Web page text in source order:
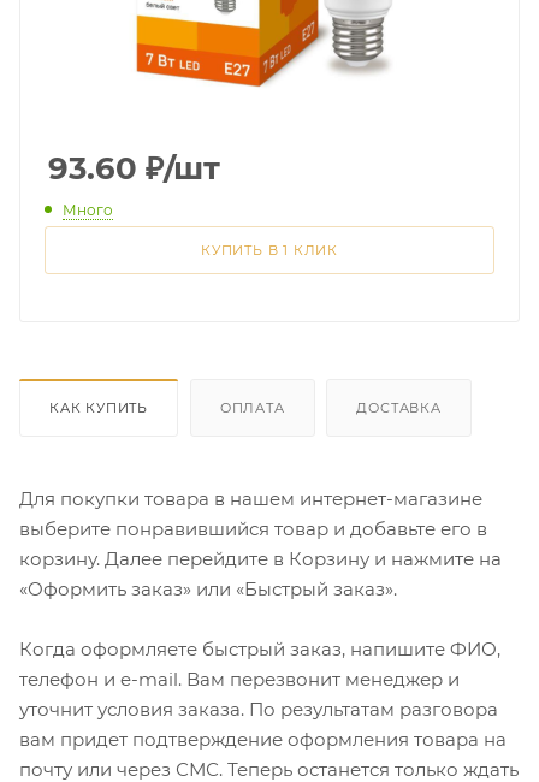
93.60 ₽/шт
Много
КУПИТЬ В 1 КЛИК
КАК КУПИТЬ ОПЛАТА ДОСТАВКА
Для покупки товара в нашем интернет-магазине
выберите понравившийся товар и добавьте его в
корзину. Далее перейдите в Корзину и нажмите на
«Оформить заказ» или «Быстрый заказ».
Когда оформляете быстрый заказ, напишите ФИО,
телефон и e-mail. Вам перезвонит менеджер и
уточнит условия заказа. По результатам разговора
вам придет подтверждение оформления товара на
почту или через СМС. Теперь останется только ждать